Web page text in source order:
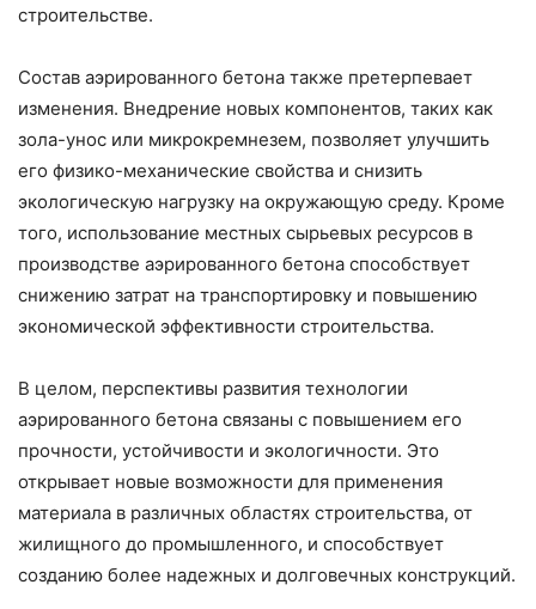
строительстве.
Состав аэрированного бетона также претерпевает
изменения. Внедрение новых компонентов, таких как
зола-унос или микрокремнезем, позволяет улучшить
его физико-механические свойства и снизить
экологическую нагрузку на окружающую среду. Кроме
того, использование местных сырьевых ресурсов в
производстве аэрированного бетона способствует
снижению затрат на транспортировку и повышению
экономической эффективности строительства.
В целом, перспективы развития технологии
аэрированного бетона связаны с повышением его
прочности, устойчивости и экологичности. Это
открывает новые возможности для применения
материала в различных областях строительства, от
жилищного до промышленного, и способствует
созданию более надежных и долговечных конструкций.